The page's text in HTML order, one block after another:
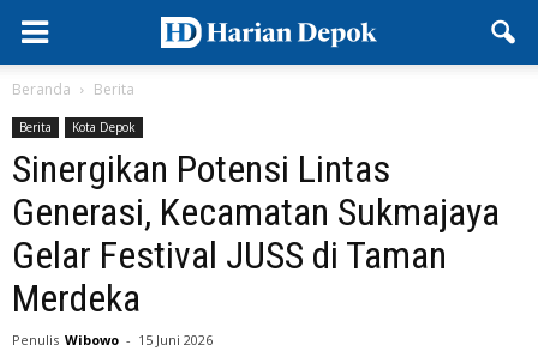
Beranda Berita
Berita Kota Depok
Sinergikan Potensi Lintas
Generasi, Kecamatan Sukmajaya
Gelar Festival JUSS di Taman
Merdeka
Penulis Wibowo - 15 Juni 2026